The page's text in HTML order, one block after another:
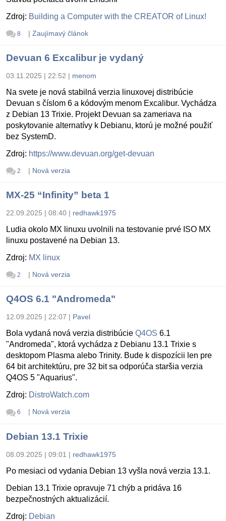
Zdroj: Building a Computer with the CREATOR of Linux!
8 | Zaujímavý článok
Devuan 6 Excalibur je vydaný
03.11.2025 | 22:52 | menom
Na svete je nová stabilná verzia linuxovej distribúcie
Devuan s číslom 6 a kódovým menom Excalibur. Vychádza
z Debian 13 Trixie. Projekt Devuan sa zameriava na
poskytovanie alternatívy k Debianu, ktorú je možné použiť
bez SystemD.
Zdroj: https://www.devuan.org/get-devuan
2 | Nová verzia
MX-25 “Infinity” beta 1
22.09.2025 | 08:40 | redhawk1975
Ludia okolo MX linuxu uvolnili na testovanie prvé ISO MX
linuxu postavené na Debian 13.
Zdroj: MX linux
2 | Nová verzia
Q4OS 6.1 "Andromeda"
12.09.2025 | 22:07 | Pavel
Bola vydaná nová verzia distribúcie Q4OS 6.1
"Andromeda", ktorá vychádza z Debianu 13.1 Trixie s
desktopom Plasma alebo Trinity. Bude k dispozícii len pre
64 bit architektúru, pre 32 bit sa odporúča staršia verzia
Q4OS 5 "Aquarius".
Zdroj: DistroWatch.com
6 | Nová verzia
Debian 13.1 Trixie
08.09.2025 | 09:01 | redhawk1975
Po mesiaci od vydania Debian 13 vyšla nová verzia 13.1.
Debian 13.1 Trixie opravuje 71 chýb a pridáva 16
bezpečnostných aktualizácií.
Zdroj: Debian